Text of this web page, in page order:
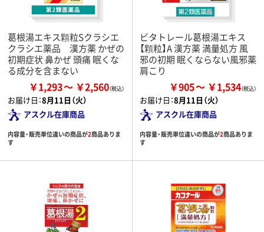
葛根湯エキス顆粒Sクラシエ
クラシエ薬品 漢方薬 かぜの
初期症状 鼻かぜ 頭痛 眠くな
る成分を含まない
￥1,293 ￥2,560
お届け日：8月11日（火）
アスクル在庫商品
内容量・販売単位違いの商品が2商品ありま
す
ビタトレール葛根湯エキス
【顆粒】A 漢方薬 満量処方 風
邪の初期 眠くならない風邪薬
肩こり
￥905 ￥1,534
お届け日：8月11日（火）
アスクル在庫商品
内容量・販売単位違いの商品が2商品ありま
す